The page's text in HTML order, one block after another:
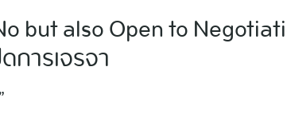
but also Open to
การเจรจา